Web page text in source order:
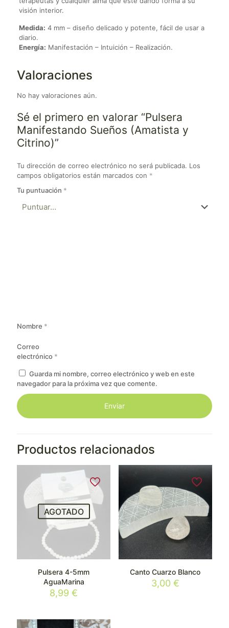
visión interior.
Medida: 4 mm – diseño delicado y potente, fácil de usar a
diario.
Energía: Manifestación – Intuición – Realización.
Valoraciones
No hay valoraciones aún.
Sé el primero en valorar “Pulsera
Manifestando Sueños (Amatista y
Citrino)”
Tu dirección de correo electrónico no será publicada. Los
campos obligatorios están marcados con *
Tu puntuación *
Nombre *
Correo
electrónico *
Guarda mi nombre, correo electrónico y web en este
navegador para la próxima vez que comente.
Productos relacionados
AGOTADO
Pulsera 4-5mm
AguaMarina
8,99€
Canto Cuarzo Blanco
3,00 €